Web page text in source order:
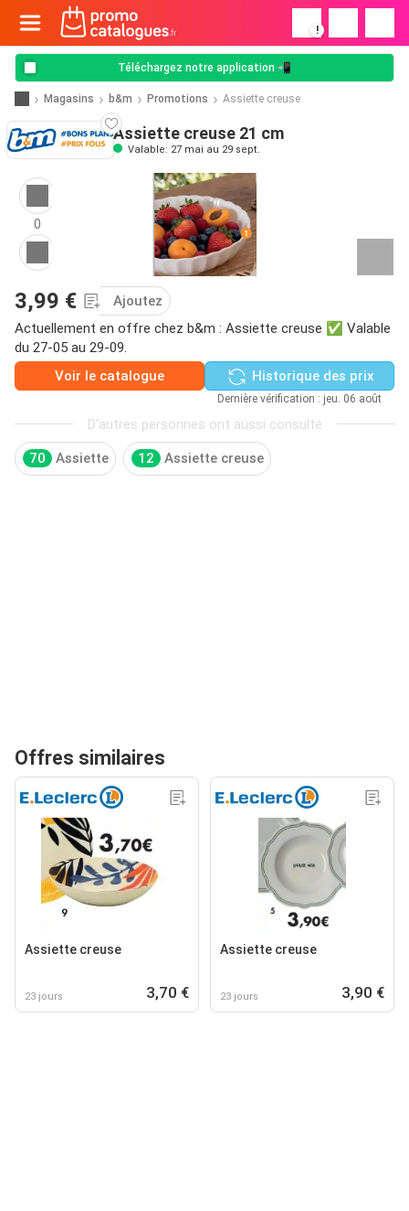
!
Téléchargez notre application 📲
Magasins b&m Promotions Assiette creuse
Assiette creuse 21 cm
Valable: 27 mai au 29 sept.
0
3,99 €
Ajoutez
Actuellement en offre chez b&m : Assiette creuse ✅ Valable
du 27-05 au 29-09.
Voir le catalogue
Historique des prix
Dernière vérification : jeu. 06 août
D'autres personnes ont aussi consulté
70 Assiette 12 Assiette creuse
Offres similaires
Assiette creuse
23 jours 3,70 €
Assiette creuse
23 jours 3,90 €